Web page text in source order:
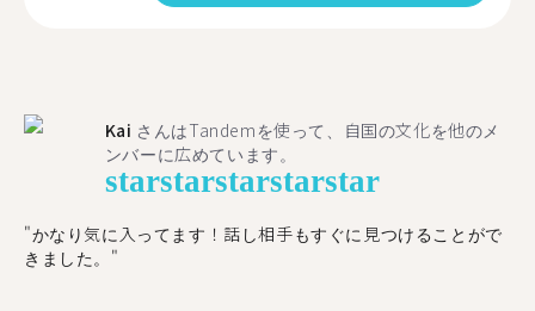
Kai さんはTandemを使って、自国の文化を他のメ
ンバーに広めています。
starstarstarstarstar
"かなり気に入ってます！話し相手もすぐに見つけることがで
きました。"